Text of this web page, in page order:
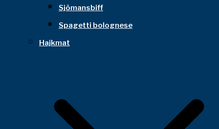
Sjömansbiff
Spagetti bolognese
Hajkmat